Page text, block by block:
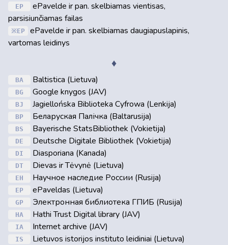
EP
ePavelde ir pan. skelbiamas vientisas,
parsisiunčiamas failas
EP
ePavelde ir pan. skelbiamas daugiapuslapinis,
vartomas leidinys
♦
BA Baltistica (Lietuva)
BG Google knygos (JAV)
BJ Jagiellońska Biblioteka Cyfrowa (Lenkija)
BP Беларуская Палічка (Baltarusija)
BS Bayerische StatsBibliothek (Vokietija)
DE Deutsche Digitale Bibliothek (Vokietija)
DI Diasporiana (Kanada)
DT Dievas ir Tėvynė (Lietuva)
EH Научное наследие России (Rusija)
EP ePaveldas (Lietuva)
GP Электронная библиотека ГПИБ (Rusija)
HA Hathi Trust Digital library (JAV)
IA Internet archive (JAV)
IS Lietuvos istorijos instituto leidiniai (Lietuva)